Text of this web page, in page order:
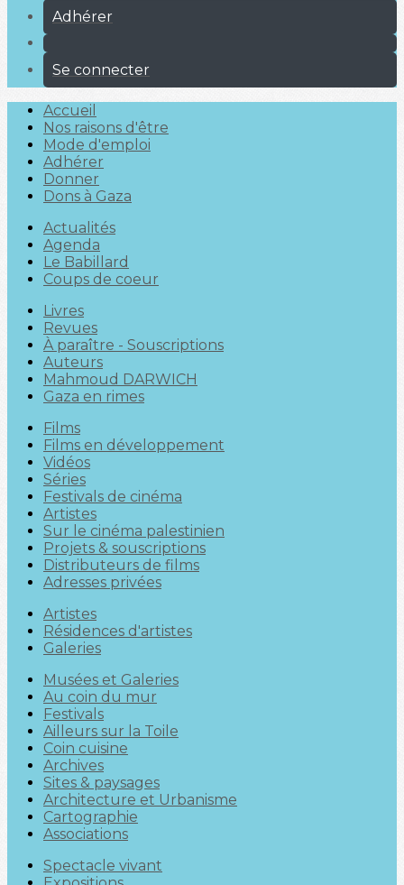
Adhérer
Se connecter
Accueil
Nos raisons d'être
Mode d'emploi
Adhérer
Donner
Dons à Gaza
Actualités
Agenda
Le Babillard
Coups de coeur
Livres
Revues
À paraître - Souscriptions
Auteurs
Mahmoud DARWICH
Gaza en rimes
Films
Films en développement
Vidéos
Séries
Festivals de cinéma
Artistes
Sur le cinéma palestinien
Projets & souscriptions
Distributeurs de films
Adresses privées
Artistes
Résidences d'artistes
Galeries
Musées et Galeries
Au coin du mur
Festivals
Ailleurs sur la Toile
Coin cuisine
Archives
Sites & paysages
Architecture et Urbanisme
Cartographie
Associations
Spectacle vivant